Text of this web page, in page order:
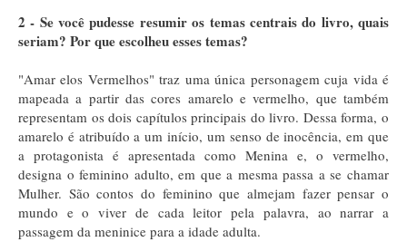
2 - Se você pudesse resumir os temas centrais do livro, quais
seriam? Por que escolheu esses temas?
"Amar elos Vermelhos" traz uma única personagem cuja vida é
mapeada a partir das cores amarelo e vermelho, que também
representam os dois capítulos principais do livro. Dessa forma, o
amarelo é atribuído a um início, um senso de inocência, em que
a protagonista é apresentada como Menina e, o vermelho,
designa o feminino adulto, em que a mesma passa a se chamar
Mulher. São contos do feminino que almejam fazer pensar o
mundo e o viver de cada leitor pela palavra, ao narrar a
passagem da meninice para a idade adulta.